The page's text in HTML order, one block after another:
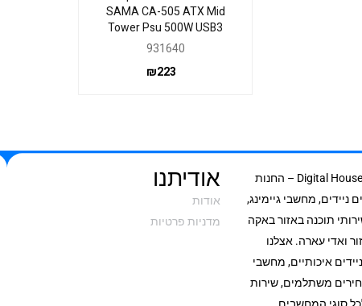
SAMA CA-505 ATX Mid
Tower Psu 500W USB3
931640
₪223
ברוכים הבאים ל־Digital House – החנות
ניידים, מחשבי גיימינג,
תוכנה באזור באקה
ואדי עארה. אצלנו
איכותיים, מחשבי
משתלמים, שירות
אודיתנו
אודות
מדניות פרטיות